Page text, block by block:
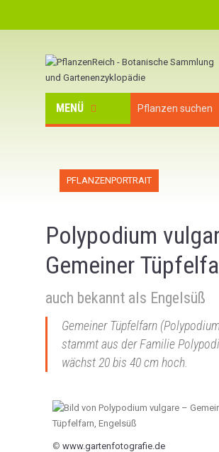
MENÜ
PFLANZENPORTRAIT
Polypodium
Gemeiner
auch bekannt als Engelsüß
Gemeiner Tüpfelfarn
stammt aus der Familie
wächst 20 bis 40 cm hoch.
© www.gartenfotografie.de